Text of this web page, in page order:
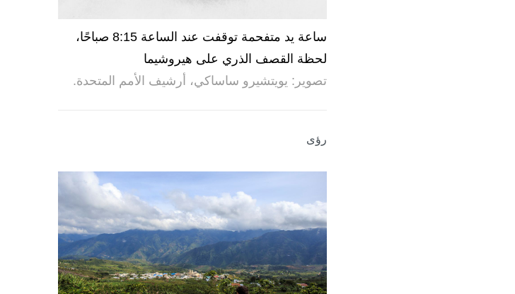
ساعة يد متفحمة توقفت عند الساعة 8:15 صباحًا،
لحظة القصف الذري على هيروشيما
تصوير: يويتشيرو ساساكي، أرشيف الأمم المتحدة.
رؤى